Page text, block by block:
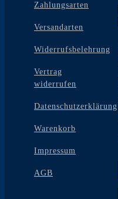
Zahlungsarten
Versandarten
Widerrufsbelehrung
Vertrag
widerrufen
Datenschutzerklärung
Warenkorb
Impressum
AGB